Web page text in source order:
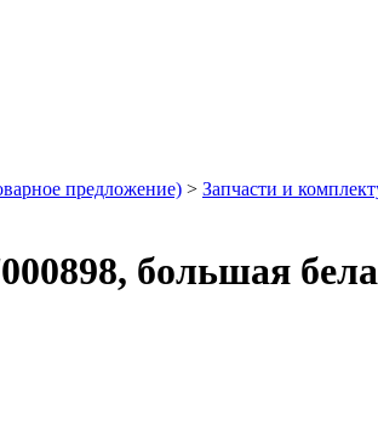
предложение) > Запчасти и
большая